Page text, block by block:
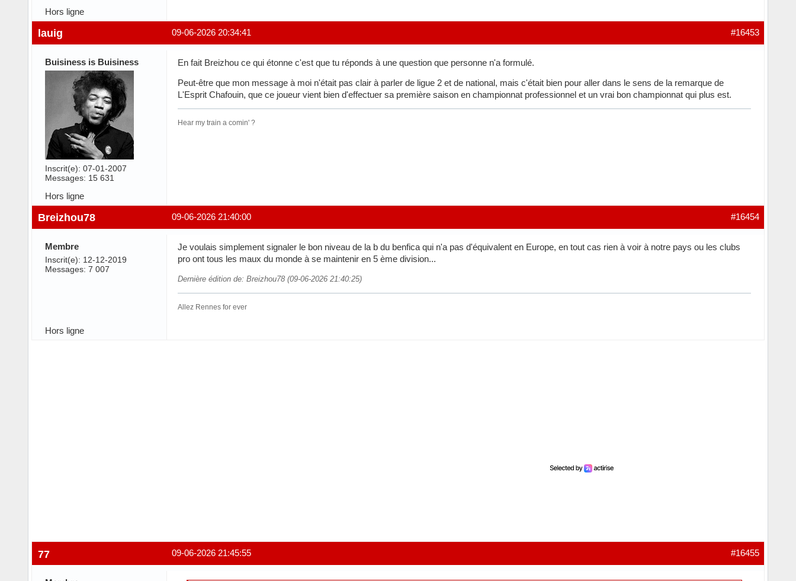
Hors ligne
#16453
09-06-2026 20:34:41
lauig
Buisiness is Buisiness
Inscrit(e): 07-01-2007
Messages: 15 631
En fait Breizhou ce qui étonne c'est que tu réponds à une question que personne n'a formulé.
Peut-être que mon message à moi n'était pas clair à parler de ligue 2 et de national, mais c'était bien pour aller dans le sens de la remarque de
L'Esprit Chafouin, que ce joueur vient bien d'effectuer sa première saison en championnat professionnel et un vrai bon championnat qui plus est.
Hear my train a comin' ?
Hors ligne
#16454
09-06-2026 21:40:00
Breizhou78
Membre
Inscrit(e): 12-12-2019
Messages: 7 007
Je voulais simplement signaler le bon niveau de la b du benfica qui n'a pas d'équivalent en Europe, en tout cas rien à voir à notre pays ou les clubs
pro ont tous les maux du monde à se maintenir en 5 ème division...
Dernière édition de: Breizhou78 (09-06-2026 21:40:25)
Allez Rennes for ever
Hors ligne
#16455
09-06-2026 21:45:55
77